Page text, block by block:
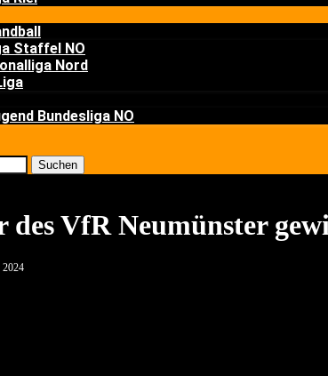
Staffel NO
Nord
Bundesliga NO
Suchen
VfR Neumünster
2024